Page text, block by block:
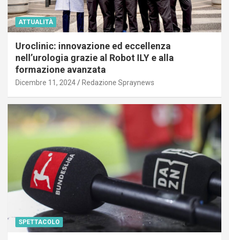
ATTUALITÀ
Uroclinic: innovazione ed eccellenza
nell’urologia grazie al Robot ILY e alla
formazione avanzata
Dicembre 11, 2024 Redazione Spraynews
SPETTACOLO